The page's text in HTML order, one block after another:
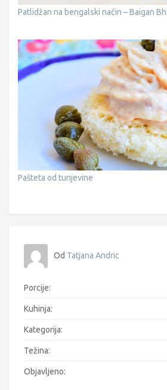
Patlidžan na bengalski način – Baigan
Pašteta od tunjevine
Od Tatjana Andric
Porcije:
Kuhinja:
Kategorija:
Težina:
Objavljeno: